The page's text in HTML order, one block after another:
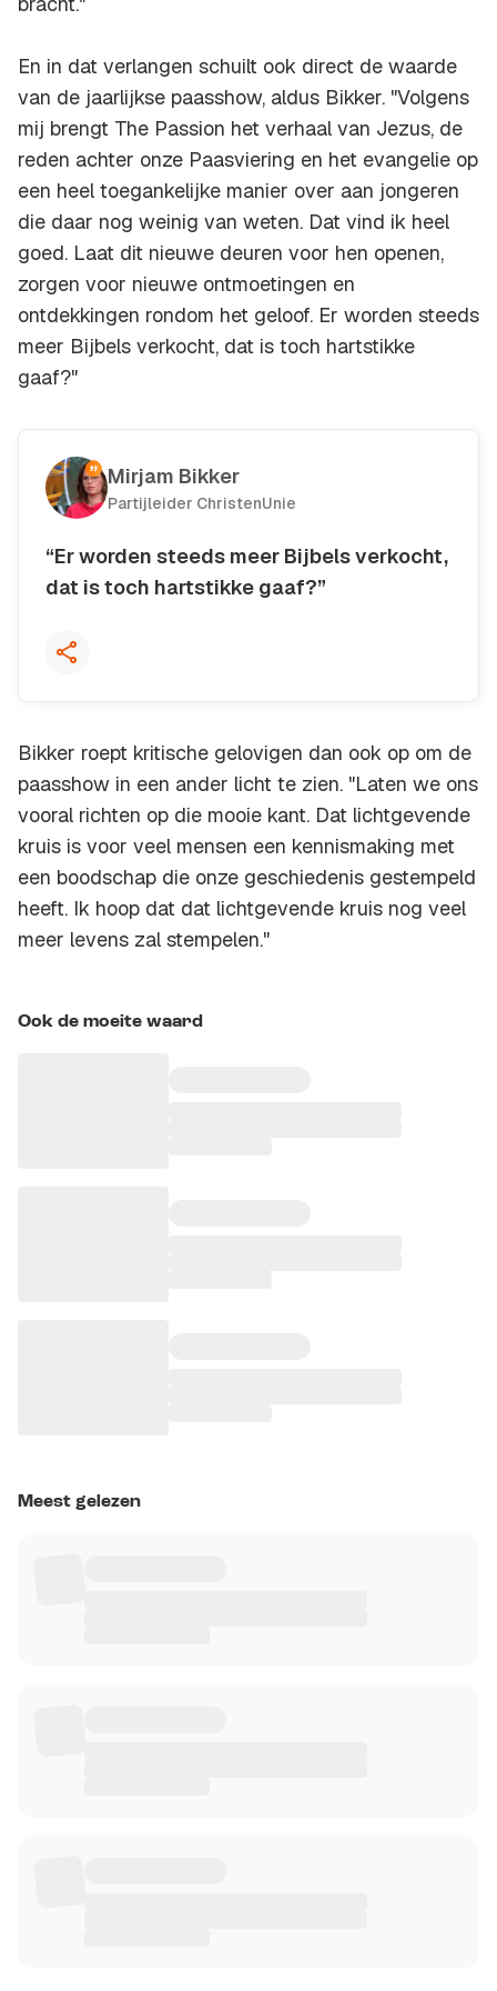
En in dat verlangen schuilt ook direct de waarde
van de jaarlijkse paasshow, aldus Bikker. "Volgens
mij brengt The Passion het verhaal van Jezus, de
reden achter onze Paasviering en het evangelie op
een heel toegankelijke manier over aan jongeren
die daar nog weinig van weten. Dat vind ik heel
goed. Laat dit nieuwe deuren voor hen openen,
zorgen voor nieuwe ontmoetingen en
ontdekkingen rondom het geloof. Er worden steeds
meer Bijbels verkocht, dat is toch hartstikke
gaaf?"
Mirjam Bikker
Partijleider ChristenUnie
“Er worden steeds meer Bijbels verkocht,
dat is toch hartstikke gaaf?”
Kopieer quote
Bikker roept kritische gelovigen dan ook op om de
paasshow in een ander licht te zien. "Laten we ons
vooral richten op die mooie kant. Dat lichtgevende
kruis is voor veel mensen een kennismaking met
een boodschap die onze geschiedenis gestempeld
heeft. Ik hoop dat dat lichtgevende kruis nog veel
meer levens zal stempelen."
Ook de moeite waard
Meest gelezen